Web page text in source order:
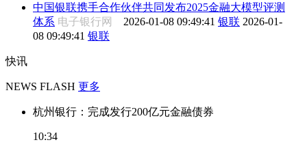
中国银联携手合作伙伴共同发布2025金融大模型评测
体系 电子银行网 2026-01-08 09:49:41 银联 2026-01-
08 09:49:41 银联
快讯
NEWS FLASH 更多
杭州银行：完成发行200亿元金融债券
10:34